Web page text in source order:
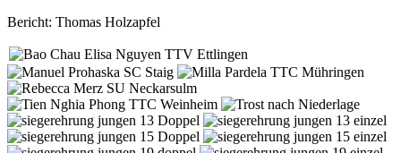
Bericht: Thomas Holzapfel